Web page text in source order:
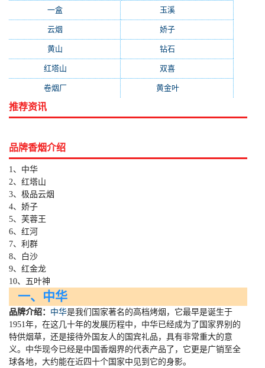
一盒 玉溪
云烟 娇子
黄山 钻石
红塔山 双喜
卷烟厂(154) 黄金叶(151)
推荐资讯
品牌香烟介绍
1、中华
2、红塔山
3、极品云烟
4、娇子
5、芙蓉王
6、红河
7、利群
8、白沙
9、红金龙
10、五叶神
一、中华
品牌介绍： 中华是我们国家著名的高档烤烟，它最早是诞生于
1951年，在这几十年的发展历程中，中华已经成为了国家界别的
特供烟草，还是接待外国友人的国宾礼品，具有非常重大的意
义。中华现今已经是中国香烟界的代表产品了，它更是广销至全
球各地，大约能在近四十个国家中见到它的身影。